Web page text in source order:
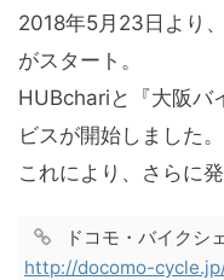
2018年5月23日より
がスタート。
HUBchariと『大阪バ
ビスが開始しました。
これにより、さらに
ドコモ・バイクシ
http://docomo-